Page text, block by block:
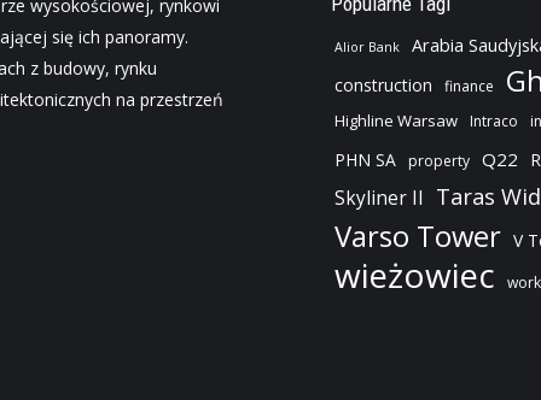
wysokościowej, rynkowi
się ich panoramy.
z budowy, rynku
na przestrzeń
Alior Bank Arabia
construction finance
Highline Warsaw Intraco
PHN SA
property Q22
Skyliner II Taras
Varso Tower V
wieżowiec work